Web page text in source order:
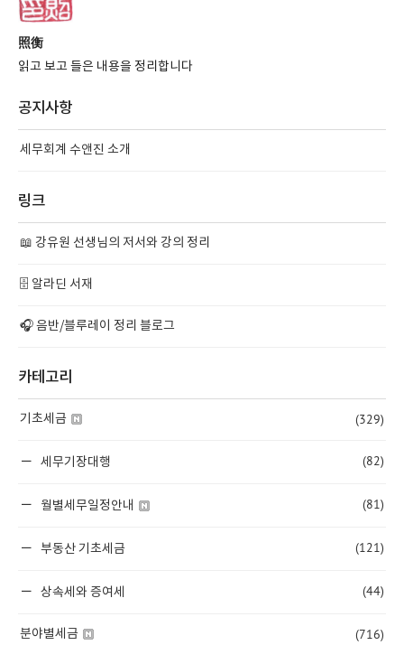
照衡
읽고 보고 들은 내용을 정리합니다
공지사항
세무회계 수앤진 소개
링크
📖 강유원 선생님의 저서와 강의 정리
🗄️ 알라딘 서재
🎧 음반/블루레이 정리 블로그
카테고리
기초세금 (329)
세무기장대행 (82)
월별세무일정안내 (81)
부동산 기초세금 (121)
상속세와 증여세 (44)
분야별세금 (716)